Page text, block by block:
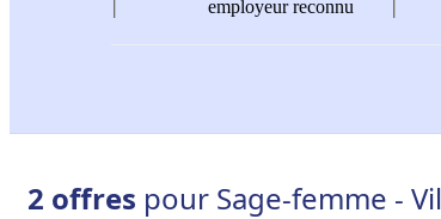
employeur reconnu
2 offres pour Sage-femme -